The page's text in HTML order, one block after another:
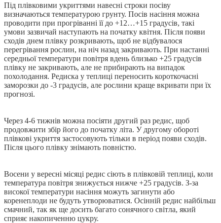
Під плівковими укриттями навесні строки посіву
визначаються температурою грунту. Посів насіння можна
проводити при прогріванні її до +12…+15 градусів, такі
умови зазвичай наступають на початку квітня. Після появи
сходів днем плівку розкривають, щоб не відбувалося
перегрівання рослин, на ніч назад закривають. При настанні
середньої температури повітря вдень близько +25 градусів
плівку не закривають, але не прибирають на випадок
похолодання. Редиска у теплиці переносить короткочасні
заморозки до -3 градусів, але рослини краще вкривати при їх
прогнозі.
Через 4-6 тижнів можна посіяти другий раз редис, щоб
продовжити збір його до початку літа. У другому обороті
плівкові укриття застосовують тільки в період появи сходів.
Після цього плівку знімають повністю.
Восени у вересні місяці редис сіють в плівковій теплиці, коли
температура повітря знижується нижче +25 градусів. З-за
високої температури насіння можуть загинути або
коренеплоди не будуть утворюватися. Осінній редис найбільш
смачний, так як ще досить багато сонячного світла, який
сприяє накопиченню цукру.